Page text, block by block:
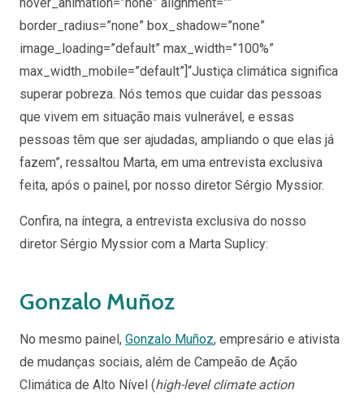
border_radius=”none” box_shadow=”none”
image_loading=”default” max_width=”100%”
max_width_mobile=”default”]“Justiça climática significa
superar pobreza. Nós temos que cuidar das pessoas
que vivem em situação mais vulnerável, e essas
pessoas têm que ser ajudadas, ampliando o que elas já
fazem”, ressaltou Marta, em uma entrevista exclusiva
feita, após o painel, por nosso diretor Sérgio Myssior.
Confira, na íntegra, a entrevista exclusiva do nosso
diretor Sérgio Myssior com a Marta Suplicy:
Gonzalo Muñoz
No mesmo painel, Gonzalo Muñoz, empresário e ativista
de mudanças sociais, além de Campeão de Ação
Climática de Alto Nível (high-level climate action